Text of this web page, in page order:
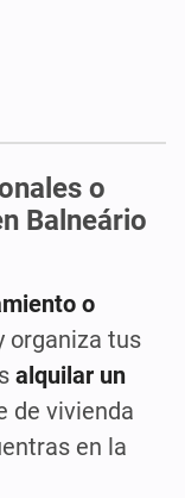
o
Balneário
o
organiza tus
alquilar un
de vivienda
en la